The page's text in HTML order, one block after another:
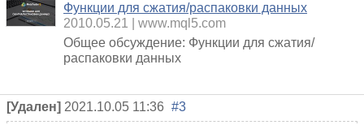
Функции для сжатия/распаковки данных
2010.05.21
www.mql5.com
Общее обсуждение: Функции для сжатия/
распаковки данных
[Удален] 2021.10.05 11:36 #3